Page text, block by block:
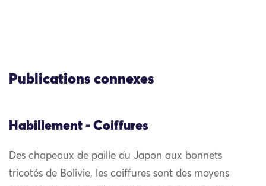
Publications connexes
Habillement - Coiffures
Des chapeaux de paille du Japon aux bonnets
tricotés de Bolivie, les coiffures sont des moyens